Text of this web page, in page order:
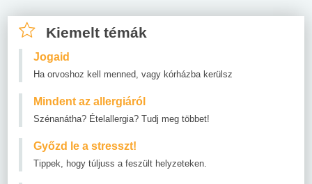
Kiemelt témák
Jogaid
Ha orvoshoz kell menned, vagy kórházba kerülsz
Mindent az allergiáról
Szénanátha? Ételallergia? Tudj meg többet!
Győzd le a stresszt!
Tippek, hogy túljuss a feszült helyzeteken.